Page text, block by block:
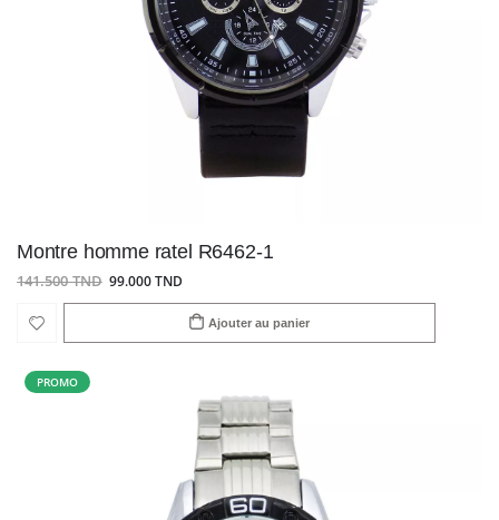
Montre homme ratel R6462-1
141.500 TND 99.000 TND
Ajouter au panier
PROMO